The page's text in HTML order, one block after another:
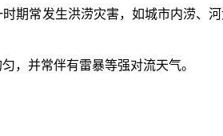
期常发生洪涝灾害，如城市内涝、
，并常伴有雷暴等强对流天气。